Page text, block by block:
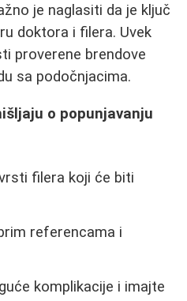
je naglasiti da je ključ
doktora i filera. Uvek
proverene brendove
sa podočnjacima.
o popunjavanju
filera koji će biti
referencama i
komplikacije i imajte